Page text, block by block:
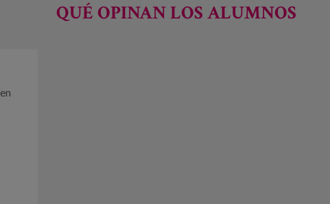
QUÉ OPINAN LOS ALUMNOS
en